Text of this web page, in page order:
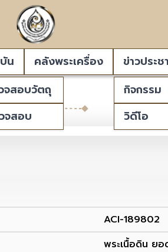
น
จสอบวัตถุ
จสอบ
คลังพระเครื่อง
ข่าวประ
กิจกรรม
วิดีโอ
พระคง
ACI-189802
พระเนื้อดิน ย